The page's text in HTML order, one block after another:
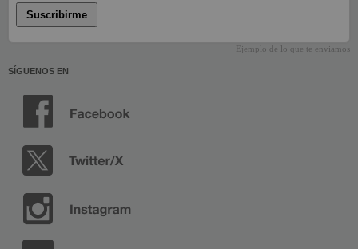
Suscribirme
Ejemplo de lo que te enviamos
SÍGUENOS EN